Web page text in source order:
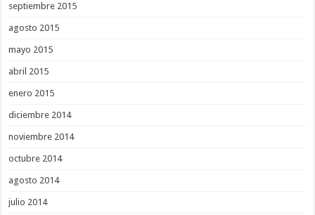
septiembre 2015
agosto 2015
mayo 2015
abril 2015
enero 2015
diciembre 2014
noviembre 2014
octubre 2014
agosto 2014
julio 2014